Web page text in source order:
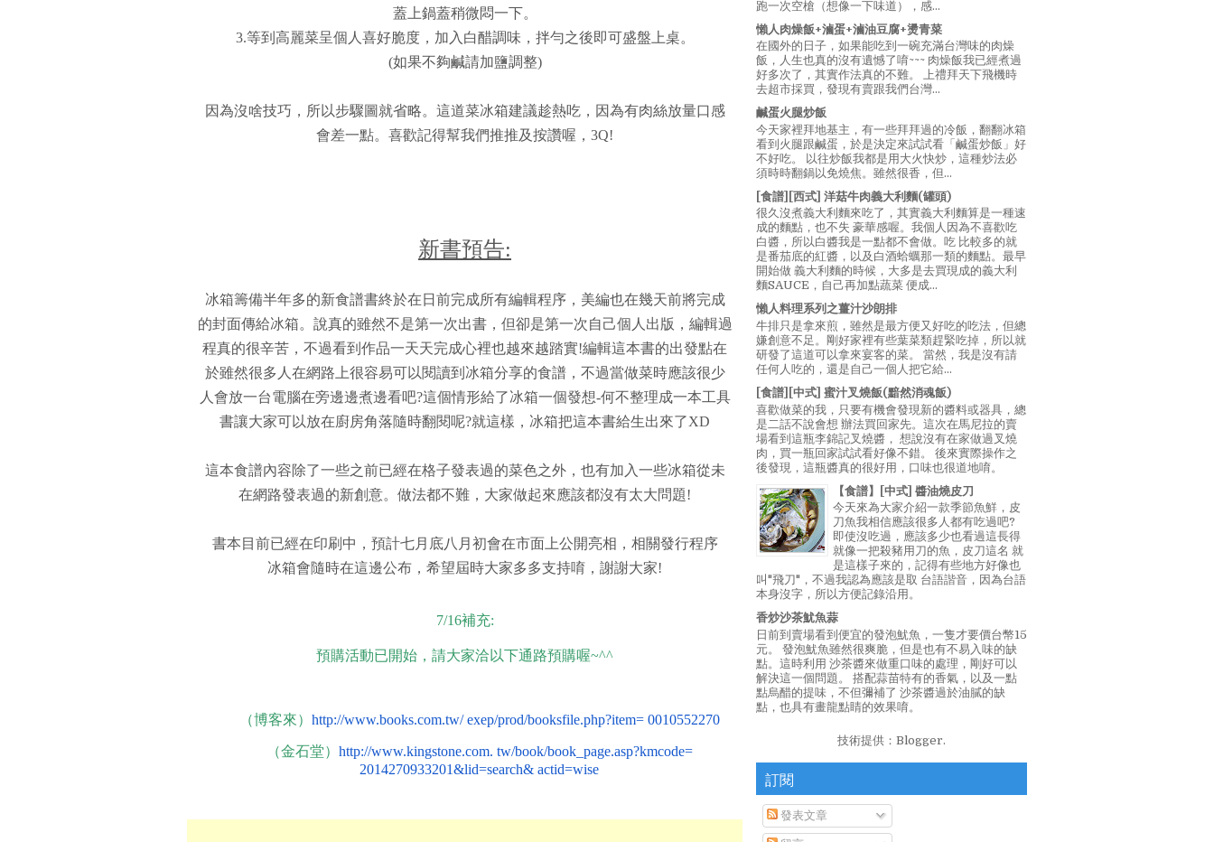
蓋上鍋蓋稍微悶一下。
3.等到高麗菜呈個人喜好脆度，加入白醋調味，拌勻之後即可盛盤上桌。
(如果不夠鹹請加鹽調整)
因為沒啥技巧，所以步驟圖就省略。這道菜冰箱建議趁熱吃，因為有肉絲放量口感
會差一點。喜歡記得幫我們推推及按讚喔，3Q!
新書預告:
冰箱籌備半年多的新食譜書終於在日前完成所有編輯程序，美編也在幾天前將完成
的封面傳給冰箱。說真的雖然不是第一次出書，但卻是第一次自己個人出版，編輯過
程真的很辛苦，不過看到作品一天天完成心裡也越來越踏實!編輯這本書的出發點在
於雖然很多人在網路上很容易可以閱讀到冰箱分享的食譜，不過當做菜時應該很少
人會放一台電腦在旁邊邊煮邊看吧?這個情形給了冰箱一個發想-何不整理成一本工具
書讓大家可以放在廚房角落隨時翻閱呢?就這樣，冰箱把這本書給生出來了XD
這本食譜內容除了一些之前已經在格子發表過的菜色之外，也有加入一些冰箱從未
在網路發表過的新創意。做法都不難，大家做起來應該都沒有太大問題!
書本目前已經在印刷中，預計七月底八月初會在市面上公開亮相，相關發行程序
冰箱會隨時在這邊公布，希望屆時大家多多支持唷，謝謝大家!
7/16補充:
預購活動已開始，請大家洽以下通路預購喔~^^
（博客來） http://www.books.com.tw/ exep/prod/booksfile.php?item= 0010552270
（金石堂） http://www.kingstone.com. tw/book/book_page.asp?kmcode=
2014270933201&lid=search& actid=wise
跑一次空槍（想像一下味道），感...
懶人肉燥飯+滷蛋+滷油豆腐+燙青菜
在國外的日子，如果能吃到一碗充滿台灣味的肉燥
飯，人生也真的沒有遺憾了唷~~~ 肉燥飯我已經煮過
好多次了，其實作法真的不難。 上禮拜天下飛機時
去超市採買，發現有賣跟我們台灣...
鹹蛋火腿炒飯
今天家裡拜地基主，有一些拜拜過的冷飯，翻翻冰箱
看到火腿跟鹹蛋，於是決定來試試看「鹹蛋炒飯」好
不好吃。 以往炒飯我都是用大火快炒，這種炒法必
須時時翻鍋以免燒焦。雖然很香，但...
[食譜][西式] 洋菇牛肉義大利麵(罐頭)
很久沒煮義大利麵來吃了，其實義大利麵算是一種速
成的麵點，也不失 豪華感喔。我個人因為不喜歡吃
白醬，所以白醬我是一點都不會做。吃 比較多的就
是番茄底的紅醬，以及白酒蛤蠣那一類的麵點。最早
開始做 義大利麵的時候，大多是去買現成的義大利
麵SAUCE，自己再加點蔬菜 便成...
懶人料理系列之薑汁沙朗排
牛排只是拿來煎，雖然是最方便又好吃的吃法，但總
嫌創意不足。剛好家裡有些葉菜類趕緊吃掉，所以就
研發了這道可以拿來宴客的菜。 當然，我是沒有請
任何人吃的，還是自己一個人把它給...
[食譜][中式] 蜜汁叉燒飯(黯然消魂飯)
喜歡做菜的我，只要有機會發現新的醬料或器具，總
是二話不說會想 辦法買回家先。這次在馬尼拉的賣
場看到這瓶李錦記叉燒醬， 想說沒有在家做過叉燒
肉，買一瓶回家試試看好像不錯。 後來實際操作之
後發現，這瓶醬真的很好用，口味也很道地唷。
【食譜】[中式] 醬油燒皮刀
今天來為大家介紹一款季節魚鮮，皮
刀魚我相信應該很多人都有吃過吧?
即使沒吃過，應該多少也看過這長得
就像一把殺豬用刀的魚，皮刀這名 就
是這樣子來的，記得有些地方好像也
叫"飛刀"，不過我認為應該是取 台語諧音，因為台語
本身沒字，所以方便記錄沿用。
香炒沙茶魷魚蒜
日前到賣場看到便宜的發泡魷魚，一隻才要價台幣15
元。 發泡魷魚雖然很爽脆，但是也有不易入味的缺
點。這時利用 沙茶醬來做重口味的處理，剛好可以
解決這一個問題。 搭配蒜苗特有的香氣，以及一點
點烏醋的提味，不但彌補了 沙茶醬過於油膩的缺
點，也具有畫龍點睛的效果唷。
技術提供： Blogger.
訂閱
發表文章